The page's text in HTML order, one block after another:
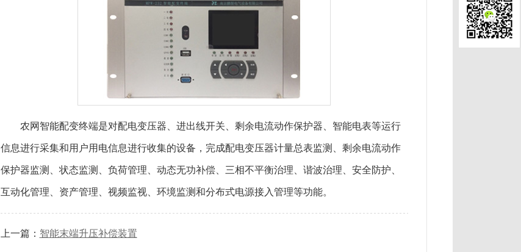
农网智能配变终端是对配电变压器、进出线开关、剩余电流动作保护器、智能电表等运行
信息进行采集和用户用电信息进行收集的设备，完成配电变压器计量总表监测、剩余电流动作
保护器监测、状态监测、负荷管理、动态无功补偿、三相不平衡治理、谐波治理、安全防护、
互动化管理、资产管理、视频监视、环境监测和分布式电源接入管理等功能。
上一篇： 智能末端升压补偿装置